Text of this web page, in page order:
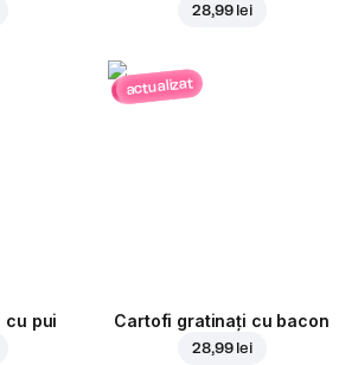
28,99 lei
cu pui
actualizat
Cartofi gratinați cu bacon
28,99 lei